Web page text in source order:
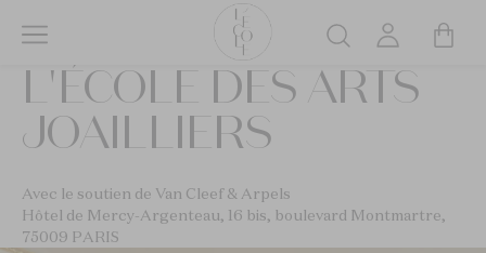
contenu
Rechercher
L'ÉCOLE DES ARTS
JOAILLIERS
Avec le soutien de Van Cleef & Arpels
Hôtel de Mercy-Argenteau, 16 bis, boulevard Montmartre,
75009 PARIS